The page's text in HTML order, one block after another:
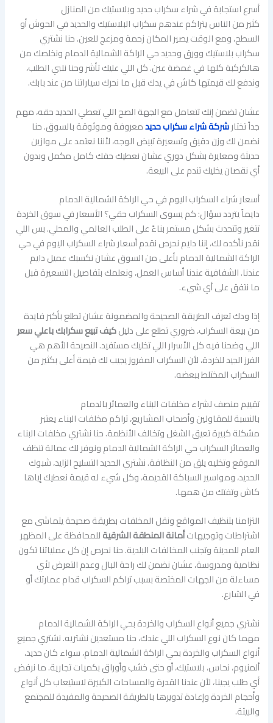
أسرع استجابة في شراء سكراب حديد وبلاستيك من المنازل
كثير من الناس يتراكم عندهم سكراب البلاستيك والحديد في الحوش أو
السطح، ومع الوقت يصير المكان زحمة ومزعج للعين. حنا نشتري
سكراب بلاستيك وورق وحديد حي الراكة الشمالية الدمام ونخلصك من
هالكركبة كلها في غمضة عين. كل اللي عليك تأشر وحنا نلبي الطلب،
وندفع لك قيمتها كاش في يدك قبل ما نحرك سياراتنا من عند بابك.
عشان تضمن إنك تتعامل مع الجهة الصح اللي تعطي الحديد حقه، مهم
جداً تختارشركة شراء سكراب حديدمعروفة وموثوقة بالسوق. حنا
نضمن لك وزن دقيق وتسعيرة تبيض الوجه، لأننا نعتمد على موازين
حديثة ومعايرة بشكل دوري عشان نعطيك حقك كامل مكمل وبدون
أي نقصان يخليك تندم على البيعة.
أسعار شراء السكراب اليوم في حي الراكة الشمالية الدمام
دايماً يتردد سؤال: كم يسوى السكراب حقي؟ الأسعار في سوق الخردة
تتغير وتتحدث بشكل مستمر بناءً على الطلب العالمي والمحلي. بس اللي
نقدر نأكده لك، إننا دايم نحرص نقدم أسعار شراء السكراب اليوم في حي
الراكة الشمالية الدمام بأعلى من السوق عشان نكسبك عميل دايم
عندنا. الشفافية عندنا أساس العمل، ونعلمك بتفاصيل التسعيرة قبل
ما نتفق على أي شيء.
إذا ودك تعرف الطريقة الصحيحة والمضمونة عشان تطلع بأكبر فايدة
من بيعة السكراب، ضروري تطلع على دليلكيف تبيع سكرابك باعلي سعر
اللي وضحنا فيه كل الأسرار اللي تخليك مستفيد. النصيحة الأهم هي
الفرز الجيد للخردة، لأن السكراب المفروز يجيب لك قيمة أعلى بكثير من
السكراب المختلط ببعضه.
تقييم منصف لشراء مخلفات البناء والعمائر بالدمام
بالنسبة للمقاولين وأصحاب المشاريع، تراكم مخلفات البناء يعتبر
مشكلة كبيرة تعيق الشغل وتخالف الأنظمة. حنا نشتري مخلفات البناء
والعمائر السكراب حي الراكة الشمالية الدمام ونوفر لك عمالة تنظف
الموقع وتخليه يلق من النظافة. نشتري الحديد التسليح الزايد، شبوك
الحديد، ومواسير السباكة القديمة، وكل شيء له قيمة نعطيك إياها
كاش وتفتك من همها.
التزامنا بتنظيف المواقع ونقل المخلفات بطريقة صحيحة يتماشى مع
اشتراطات وتوجيهاتأمانة المنطقة الشرقيةللمحافظة على المظهر
العام للمدينة وتجنب المخالفات البلدية. حنا نحرص إن كل عملياتنا تكون
نظامية ومدروسة، عشان نضمن لك راحة البال وعدم التعرض لأي
مساءلة من الجهات المختصة بسبب تراكم السكراب قدام عمارتك أو
في الشارع.
نشتري جميع أنواع السكراب والخردة بحي الراكة الشمالية الدمام
مهما كان نوع السكراب اللي عندك، حنا مستعدين نشتريه. نشتري جميع
أنواع السكراب والخردة بحي الراكة الشمالية الدمام، سواء كان حديد،
ألمنيوم، نحاس، بلاستيك، أو حتى خشب وأوراق بكميات تجارية. ما نرفض
أي طلب يجينا، لأن عندنا القدرة والمساحات الكبيرة لاستيعاب كل أنواع
وأحجام الخردة وإعادة تدويرها بالطريقة الصحيحة والمفيدة للمجتمع
والبيئة.